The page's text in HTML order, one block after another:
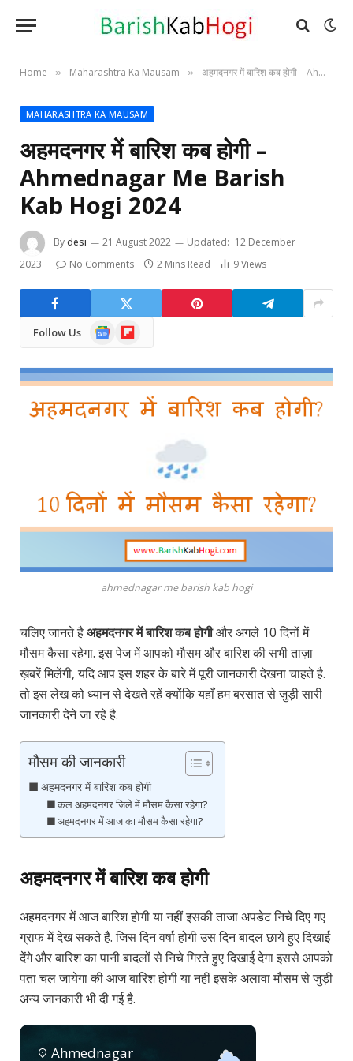
Home » Maharashtra Ka Mausam » अहमदनगर में बारिश कब होगी – Ahmednagar Me Barish Kab Hogi 2024
MAHARASHTRA KA MAUSAM
अहमदनगर में बारिश कब होगी –
Ahmednagar Me Barish
Kab Hogi 2024
Bydesi 21 August 2022 Updated: 12 December
2023
No Comments 2 Mins Read 9Views
Follow Us
Google
News
Flipboard
ahmednagar me barish kab hogi
चलिए जानते हैअहमदनगर में बारिश कब होगीऔर अगले 10 दिनों में
मौसम कैसा रहेगा. इस पेज में आपको मौसम और बारिश की सभी ताज़ा
ख़बरें मिलेंगी, यदि आप इस शहर के बारे में पूरी जानकारी देखना चाहते है.
तो इस लेख को ध्यान से देखते रहें क्योंकि यहाँ हम बरसात से जुड़ी सारी
जानकारी देने जा रहे है.
मौसम की जानकारी
अहमदनगर में बारिश कब होगी
कल अहमदनगर जिले में मौसम कैसा रहेगा?
अहमदनगर में आज का मौसम कैसा रहेगा?
अहमदनगर में बारिश कब होगी
अहमदनगर में आज बारिश होगी या नहीं इसकी ताजा अपडेट निचे दिए गए
ग्राफ में देख सकते है. जिस दिन वर्षा होगी उस दिन बादल छाये हुए दिखाई
देंगे और बारिश का पानी बादलों से निचे गिरते हुए दिखाई देगा इससे आपको
पता चल जायेगा की आज बारिश होगी या नहीं इसके अलावा मौसम से जुड़ी
अन्य जानकारी भी दी गई है.
Ahmednagar